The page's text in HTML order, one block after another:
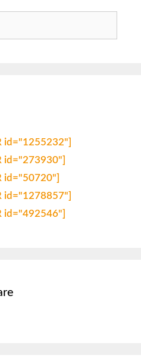
id="1255232"]
id="273930"]
id="50720"]
id="1278857"]
id="492546"]